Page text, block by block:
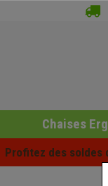
Chaises
Profitez des soldes